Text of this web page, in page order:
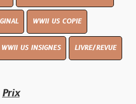
WWII US COPIE
WWII US INSIGNES LIVRE/REVUE
Prix